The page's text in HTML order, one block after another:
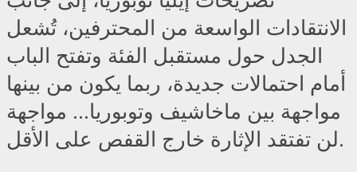
الانتقادات الواسعة من المحترفين، تُشعل
الجدل حول مستقبل الفئة وتفتح الباب
أمام احتمالات جديدة، ربما يكون من بينها
مواجهة بين ماخاشيف وتوبوريا… مواجهة
لن تفتقد الإثارة خارج القفص على الأقل.